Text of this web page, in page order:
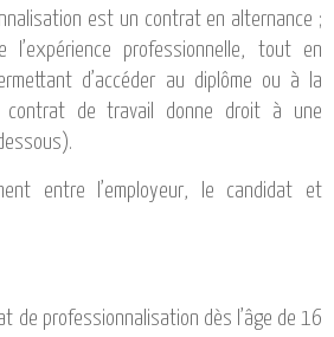
DE FORMATIONS
NOS FORMATIONS PAR MÉTIER
NOS FORMATIONS SÉCURITÉ
PAR MÉTIER
FORMATIONS SUR DEMANDE
OPPORTUNITÉS
est un contrat en alternance ;
l’expérience professionnelle, tout en
d’accéder au diplôme ou à la
contrat de travail donne droit à une
entre l’employeur, le candidat et
de professionnalisation dès l’âge de 16